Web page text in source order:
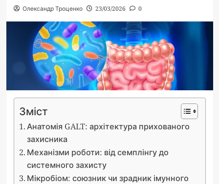
Олександр Троценко 23/03/2026 0
Зміст
Анатомія GALT: архітектура прихованого
захисника
Механізми роботи: від семплінгу до
системного захисту
Мікробіом: союзник чи зрадник імунного